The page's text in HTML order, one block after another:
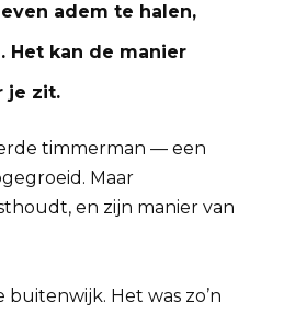
adem te halen,
kan de manier
je zit.
timmerman — een
Maar
en zijn manier van
Het was zo’n